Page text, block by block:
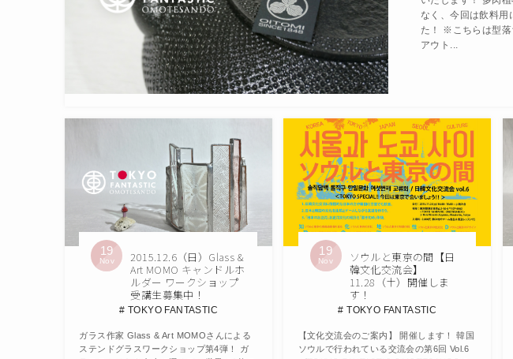
なく、今回は飲料用
た！ ※こちらは型落
アウト...
19
Nov
2015.12.6（日）Glass &
Art MOMO キャンドルホ
ルダー ワークショップ
受講生募集中！
TOKYO FANTASTIC
ガラス作家 Glass & Art MOMOさんによる
ステンドグラスワークショップ第4弾！ ガ
19
Nov
ソウルと東京の間【日
韓文化交流会】
11.28（土）開催しま
す！
TOKYO FANTASTIC
【文化交流会のご案内】 開催します！ 韓国
ソウルで行われている交流会の第6回 Vol.6